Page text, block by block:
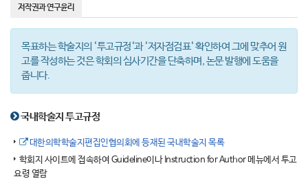
저작권과 연구윤리
목표하는 학술지의 ‘투고규정‘과 ‘저자점검표‘ 확인하여 그에 맞추어 원
고를 작성하는 것은 학회의 심사기간을 단축하며, 논문 발행에 도움을
줍니다.
국내학술지 투고규정
대한의학학술지편집인협의회에 등재된 국내학술지 목록
학회지 사이트에 접속하여 Guideline이나 Instruction for Author 메뉴에서 투고
요령 열람